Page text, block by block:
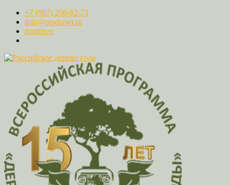
+7 (967) 290-82-71
info@rosdrevo.ru
rosdrevo